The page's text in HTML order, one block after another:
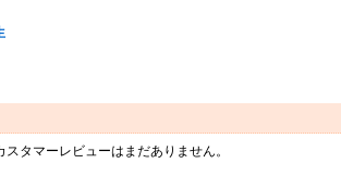
タマーレビューはまだありません。